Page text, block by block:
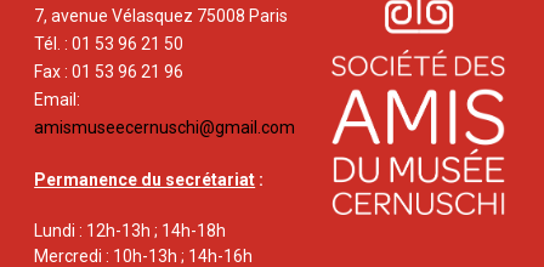
7, avenue Vélasquez 75008 Paris
Tél. : 01 53 96 21 50
Fax : 01 53 96 21 96
Email:
amismuseecernuschi@gmail.com
Permanence du secrétariat :
Lundi : 12h-13h ; 14h-18h
Mercredi : 10h-13h ; 14h-16h